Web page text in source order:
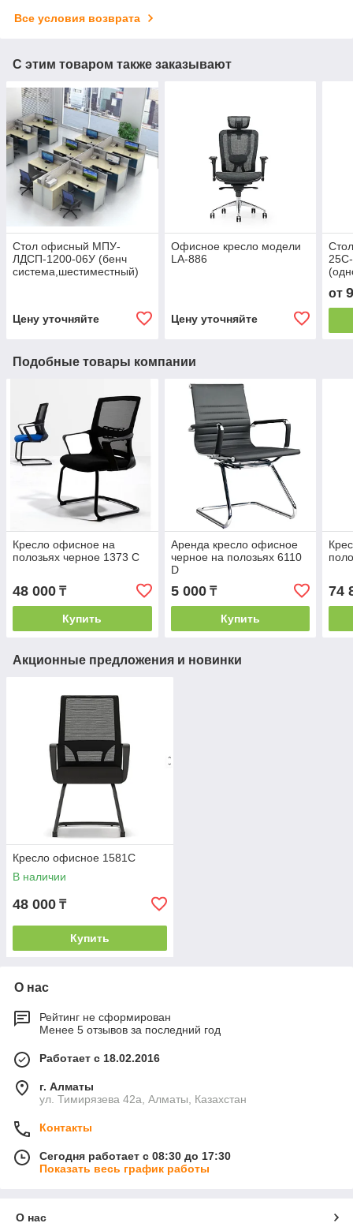
Все условия возврата
С этим товаром также заказывают
Стол офисный МПУ-
ЛДСП-1200-06У (бенч
система,шестиместный)
Цену уточняйте
Офисное кресло модели
LA-886
Цену уточняйте
от
Подобные товары компании
Кресло офисное на
полозьях черное 1373 C
48 000 ₸
Купить
Аренда кресло офисное
черное на полозьях 6110
D
5 000₸
Купить
74
Акционные предложения и новинки
Кресло офисное 1581С
В наличии
48 000 ₸
Купить
О нас
Рейтинг не сформирован
Менее 5 отзывов за последний год
Работает с 18.02.2016
г. Алматы
ул. Тимирязева 42а, Алматы, Казахстан
Контакты
Сегодня работает с 08:30 до 17:30
Показать весь график работы
О нас